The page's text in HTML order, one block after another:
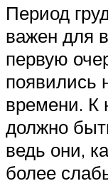
Период
важен для
первую
появились
времени. К
должно
ведь они,
более